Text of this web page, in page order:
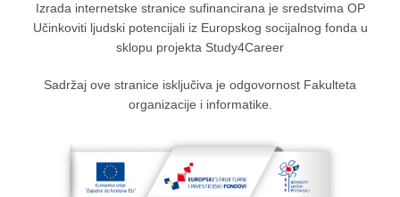
Izrada internetske stranice sufinancirana je sredstvima OP
Učinkoviti ljudski potencijali iz Europskog socijalnog fonda u
sklopu projekta Study4Career
Sadržaj ove stranice isključiva je odgovornost Fakulteta
organizacije i informatike.